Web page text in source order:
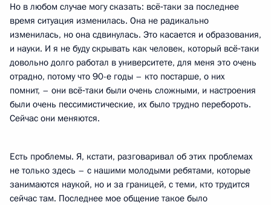
Но в любом случае могу сказать: всё‑таки за последнее
время ситуация изменилась. Она не радикально
изменилась, но она сдвинулась. Это касается и образования,
и науки. И я не буду скрывать как человек, который всё‑таки
довольно долго работал в университете, для меня это очень
отрадно, потому что 90-е годы – кто постарше, о них
помнит, – они всё‑таки были очень сложными, и настроения
были очень пессимистические, их было трудно перебороть.
Сейчас они меняются.
Есть проблемы. Я, кстати, разговаривал об этих проблемах
не только здесь – с нашими молодыми ребятами, которые
занимаются наукой, но и за границей, с теми, кто трудится
сейчас там. Последнее мое общение такое было